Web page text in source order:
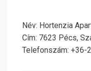
Név: Hortenzia
Cím: 7623 Pécs,
Telefonszám: +36-